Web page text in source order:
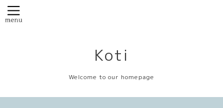
Koti
Welcome to our homepage